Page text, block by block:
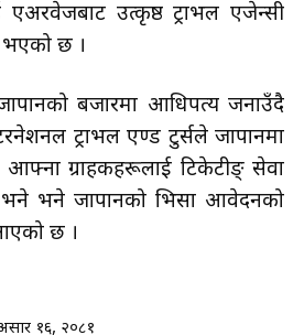
उत्कृष्ठ ट्राभल एजेन्सी
भएको छ ।
बजारमा आधिपत्य जनाउँदै
ट्राभल एण्ड टुर्सले जापानमा
ग्राहकहरूलाई टिकेटीङ् सेवा
भने भने जापानको भिसा आवेदनको
छ ।
१६, २०८१